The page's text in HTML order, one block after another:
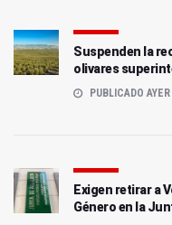
Suspenden la
olivares
PUBLICADO
Exigen retirar a
Género en la